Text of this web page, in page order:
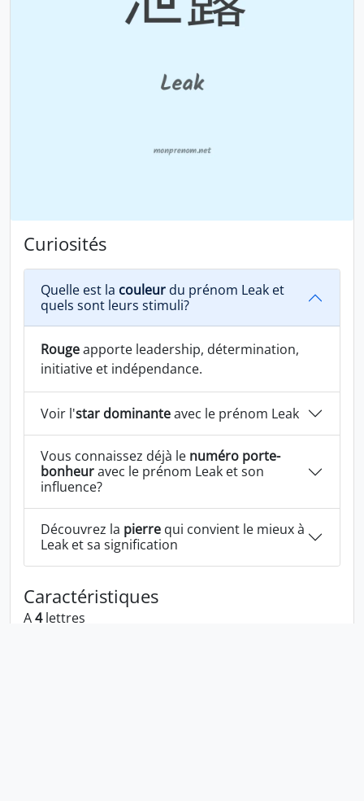
Curiosités
Quelle est la couleur du prénom Leak et
quels sont leurs stimuli?
Rougeapporte leadership, détermination,
initiative et indépendance.
Voir l'star dominanteavec le prénom Leak
Vous connaissez déjà le numéro porte-
bonheuravec le prénom Leak et son
influence?
Découvrez la pierre qui convient le mieux à
Leak et sa signification
Caractéristiques
A4lettres